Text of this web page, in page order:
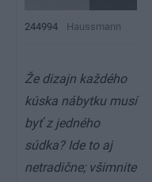
244994 Haussmann
Že dizajn každého
kúska nábytku musí
byť z jedného
súdka? Ide to aj
netradične; všimnite